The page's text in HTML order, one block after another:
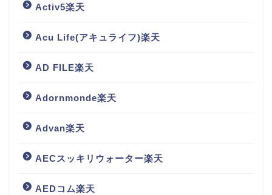
Activ5楽天
Acu Life(アキュライフ)楽天
AD FILE楽天
Adornmonde楽天
Advan楽天
AECスッキリウォーター楽天
AEDコム楽天